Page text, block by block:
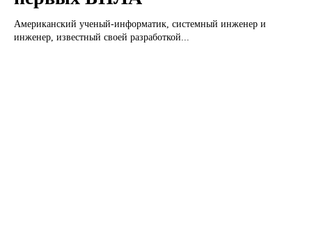
Американский ученый-информатик, системный инженер и
инженер, известный своей разработкой...